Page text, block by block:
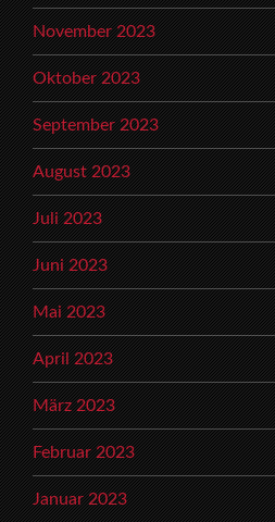
November 2023
Oktober 2023
September 2023
August 2023
Juli 2023
Juni 2023
Mai 2023
April 2023
März 2023
Februar 2023
Januar 2023